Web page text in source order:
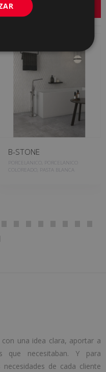
B-STONE
PORCELANICO, PORCELANICO
COLOREADO, PASTA BLANCA
una idea clara, aportar a
que necesitaban. Y para
de cada cliente